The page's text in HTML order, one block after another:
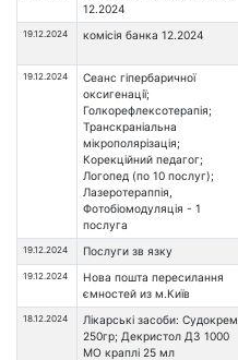
12.2024
19.12.2024 комісія банка 12.2024
19.12.2024
Сеанс гіпербаричної
оксигенації;
Голкорефлексотерапія;
Транскраніальна
мікрополярізація;
Корекційний педагог;
Логопед (по 10 послуг);
Лазеротераппія,
Фотобіомодуляція - 1
послуга
19.12.2024 Послуги зв язку
19.12.2024
Нова пошта пересилання
ємностей из м.Київ
18.12.2024
Лікарські засоби: Судокрем
250гр; Декристол Д3 1000
МО краплі 25 мл